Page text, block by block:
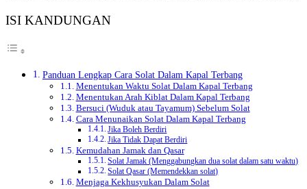
ISI KANDUNGAN
Panduan Lengkap Cara Solat Dalam Kapal Terbang
Menentukan Waktu Solat Dalam Kapal Terbang
Menentukan Arah Kiblat Dalam Kapal Terbang
Bersuci (Wuduk atau Tayamum) Sebelum Solat
Cara Menunaikan Solat Dalam Kapal Terbang
Jika Boleh Berdiri
Jika Tidak Dapat Berdiri
Kemudahan Jamak dan Qasar
Solat Jamak (Menggabungkan dua solat dalam satu waktu)
Solat Qasar (Memendekkan solat)
Menjaga Kekhusyukan Dalam Solat